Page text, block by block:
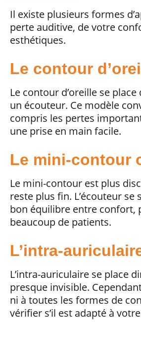
Il existe plusieurs formes
perte auditive, de votre
esthétiques.
Le contour
Le contour d’oreille se
un écouteur. Ce modèle
compris les pertes
une prise en main facile.
Le mini-contour
Le mini-contour est plus
reste plus fin. L’écouteur
bon équilibre entre confort,
beaucoup de patients.
L’intra-
L’intra-auriculaire se place
presque invisible.
ni à toutes les formes de
vérifier s’il est adapté à